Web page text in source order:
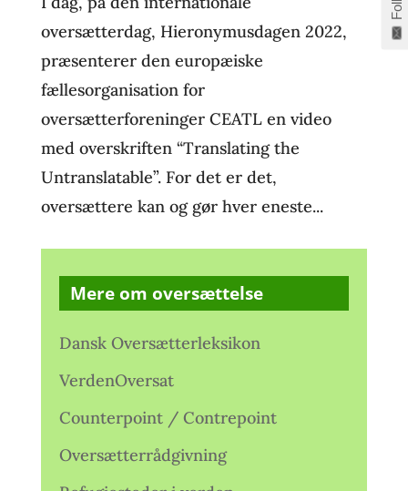
oversætterdag, Hieronymusdagen 2022,
præsenterer den europæiske
fællesorganisation for
oversætterforeninger CEATL en video
med overskriften “Translating the
Untranslatable”. For det er det,
oversættere kan og gør hver eneste...
Mere om oversættelse
Dansk Oversætterleksikon
VerdenOversat
Counterpoint / Contrepoint
Oversætterrådgivning